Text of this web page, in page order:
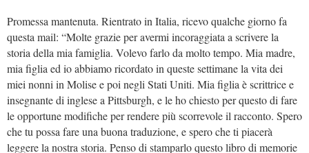
Promessa mantenuta. Rientrato in Italia, ricevo qualche giorno fa
questa mail: “Molte grazie per avermi incoraggiata a scrivere la
storia della mia famiglia. Volevo farlo da molto tempo. Mia madre,
mia figlia ed io abbiamo ricordato in queste settimane la vita dei
miei nonni in Molise e poi negli Stati Uniti. Mia figlia è scrittrice e
insegnante di inglese aPittsburgh, e le ho chiesto per questo di fare
le opportune modifiche per rendere più scorrevole il racconto. Spero
che tu possa fare una buona traduzione, e spero che ti piacerà
leggere la nostra storia. Penso di stamparlo questo libro di memorie